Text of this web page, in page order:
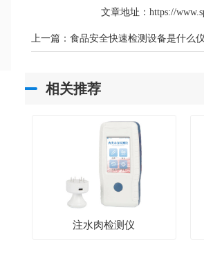
文章地址： https://
上一篇：食品安全快速检测设备是什么
相关推荐
注水肉检测仪